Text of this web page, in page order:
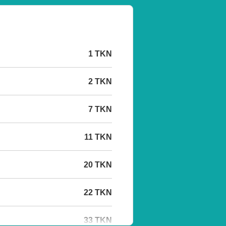
1 TKN
2 TKN
7 TKN
11 TKN
20 TKN
22 TKN
33 TKN